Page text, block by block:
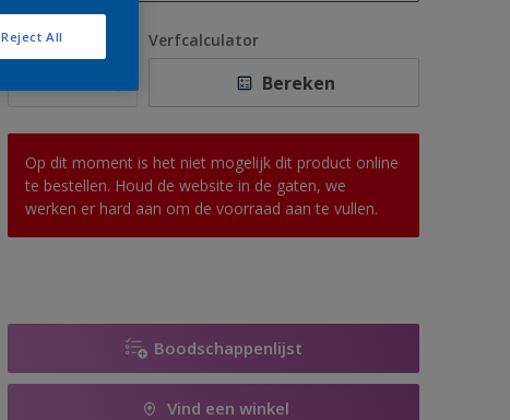
1 L
2,5 L
10 L
Aantal Verfcalculator
Bereken
Op dit moment is het niet mogelijk dit product online
te bestellen. Houd de website in de gaten, we
werken er hard aan om de voorraad aan te vullen.
Boodschappenlijst
Vind een winkel
Reject All